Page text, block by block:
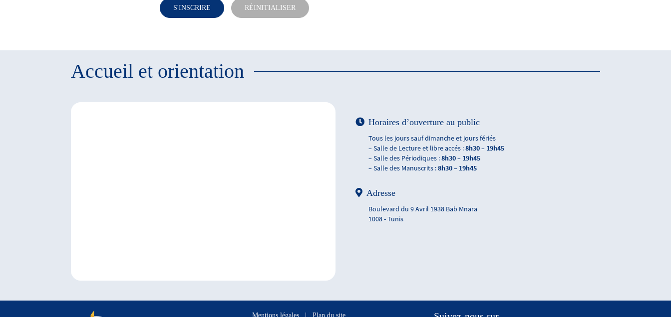
S'INSCRIRE RÉINITIALISER
Accueil et orientation
Horaires d’ouverture au public
Tous les jours sauf dimanche et jours fériés
– Salle de Lecture et libre accés :8h30 – 19h45
– Salle des Périodiques :8h30 – 19h45
– Salle des Manuscrits :8h30 – 19h45
Adresse
Boulevard du 9 Avril 1938 Bab Mnara
1008 - Tunis
Mentions légales Plan du site